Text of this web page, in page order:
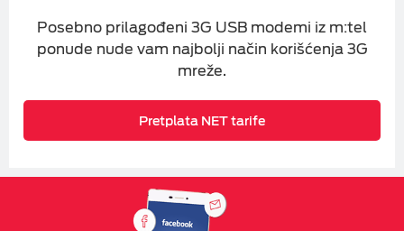
Posebno prilagođeni 3G USB modemi iz m:tel
ponude nude vam najbolji način korišćenja 3G
mreže.
Pretplata NET tarife